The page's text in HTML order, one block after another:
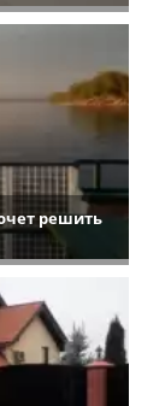
решить